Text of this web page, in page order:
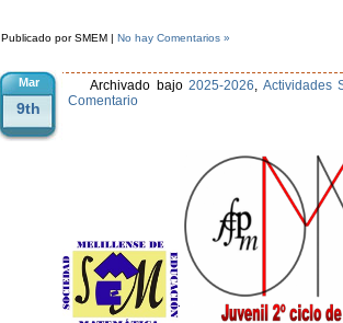
Publicado por SMEM | No hay Comentarios »
Mar
9th
Archivado bajo2025-2026, Actividades
Comentario